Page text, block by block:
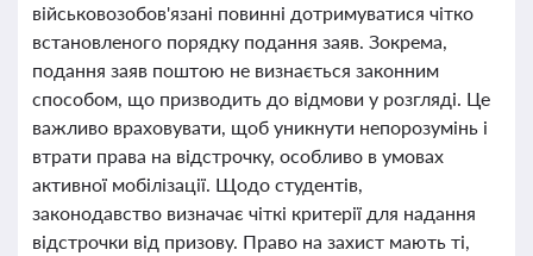
військовозобов'язані повинні дотримуватися чітко
встановленого порядку подання заяв. Зокрема,
подання заяв поштою не визнається законним
способом, що призводить до відмови у розгляді. Це
важливо враховувати, щоб уникнути непорозумінь і
втрати права на відстрочку, особливо в умовах
активної мобілізації. Щодо студентів,
законодавство визначає чіткі критерії для надання
відстрочки від призову. Право на захист мають ті,